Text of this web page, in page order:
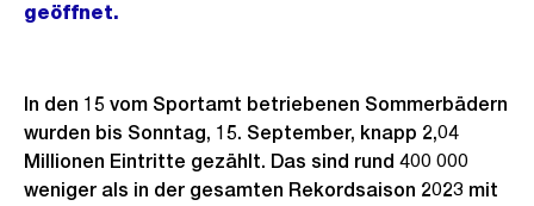
geöffnet.
In den 15 vom Sportamt betriebenen Sommerbädern
wurden bis Sonntag, 15. September, knapp 2,04
Millionen Eintritte gezählt. Das sind rund 400 000
weniger als in der gesamten Rekordsaison 2023 mit